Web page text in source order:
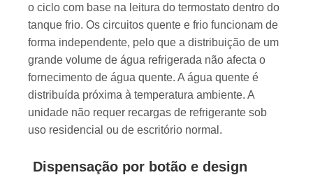
o ciclo com base na leitura do termostato dentro do
tanque frio. Os circuitos quente e frio funcionam de
forma independente, pelo que a distribuição de um
grande volume de água refrigerada não afecta o
fornecimento de água quente. A água quente é
distribuída próxima à temperatura ambiente. A
unidade não requer recargas de refrigerante sob
uso residencial ou de escritório normal.
Dispensação por botão e design